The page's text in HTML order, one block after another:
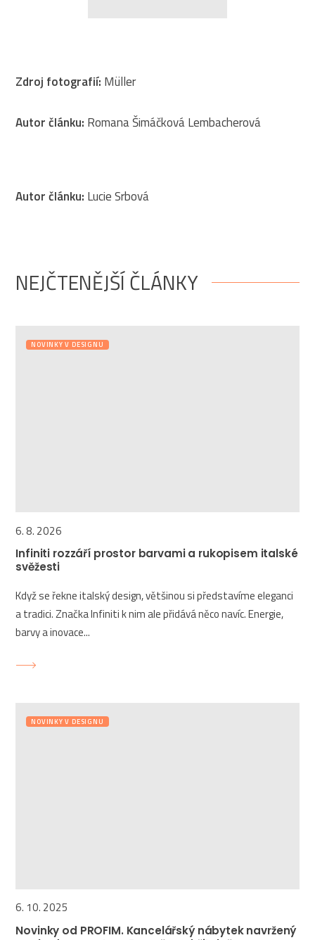
Zdroj fotografií: Müller
Autor článku: Romana Šimáčková Lembacherová
Autor článku: Lucie Srbová
NEJČTENĚJŠÍ ČLÁNKY
NOVINKY V DESIGNU
6. 8. 2026
Infiniti rozzáří prostor barvami a rukopisem italské
svěžesti
Když se řekne italský design, většinou si představíme eleganci
a tradici. Značka Infiniti k nim ale přidává něco navíc. Energie,
barvy a inovace...
NOVINKY V DESIGNU
6. 10. 2025
Novinky od PROFIM. Kancelářský nábytek navržený